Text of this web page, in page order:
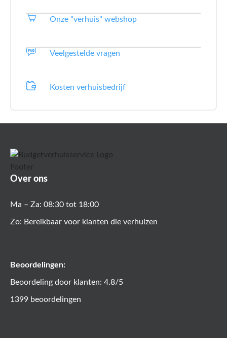
Onze "verhuis" webshop
Veelgestelde vragen
Kosten verhuisbedrijf
Over ons
Ma – Za: 08:30 tot 18:00
Zo: Bereikbaar voor klanten die verhuizen
Beoordelingen:
Beoordeling door klanten: 4.8/5
1399 beoordelingen